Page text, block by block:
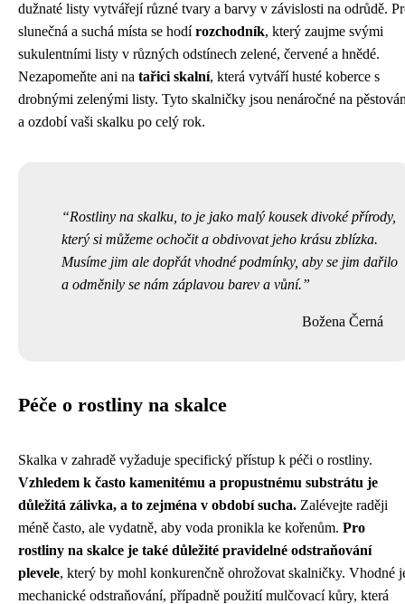
dužnaté listy vytvářejí různé tvary a barvy v závislosti na odrůdě.
slunečná a suchá místa se hodírozchodník, který zaujme svými
sukulentními listy v různých odstínech zelené, červené a hnědé.
Nezapomeňte ani na tařici skalní, která vytváří husté koberce s
drobnými zelenými listy. Tyto skalničky jsou nenáročné na
a ozdobí vaši skalku po celý rok.
Rostliny na skalku, to je jako malý kousek divoké přírody,
který si můžeme ochočit a obdivovat jeho krásu zblízka.
Musíme jim ale dopřát vhodné podmínky, aby se jim dařilo
a odměnily se nám záplavou barev a vůní.
Božena Černá
Péče o rostliny na skalce
Skalka v zahradě vyžaduje specifický přístup k péči o rostliny.
Vzhledem k často kamenitému a propustnému substrátu je
důležitá zálivka, a to zejména v období sucha. Zalévejte raději
méně často, ale vydatně, aby voda pronikla ke kořenům. Pro
rostliny na skalce je také důležité pravidelné odstraňování
plevele, který by mohl konkurenčně ohrožovat skalničky. Vhodné
mechanické odstraňování, případně použití mulčovací kůry, která